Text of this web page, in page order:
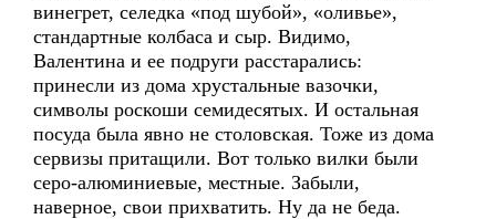
винегрет, селедка «под шубой», «оливье»,
стандартные колбаса и сыр. Видимо,
Валентина и ее подруги расстарались:
принесли из дома хрустальные вазочки,
символы роскоши семидесятых. И остальная
посуда была явно не столовская. Тоже из дома
сервизы притащили. Вот только вилки были
серо-алюминиевые, местные. Забыли,
наверное, свои прихватить. Ну да не беда.